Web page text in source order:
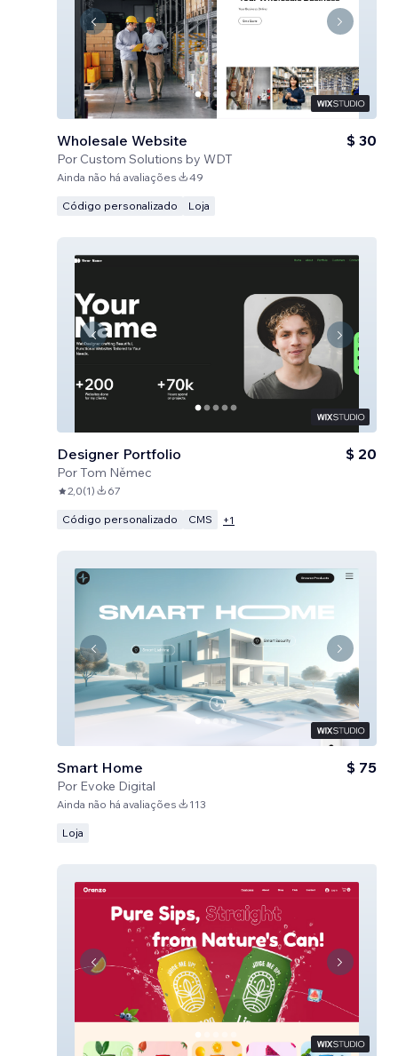
Wholesale Website
Por Custom Solutions by WDT
$ 30
Ainda não há avaliações 49
Código personalizado Loja
Designer Portfolio
PorTom Němec
$ 20
2,0(1) 67
Código personalizado CMS +1
Smart Home
Por Evoke Digital
$ 75
Ainda não há avaliações 113
Loja